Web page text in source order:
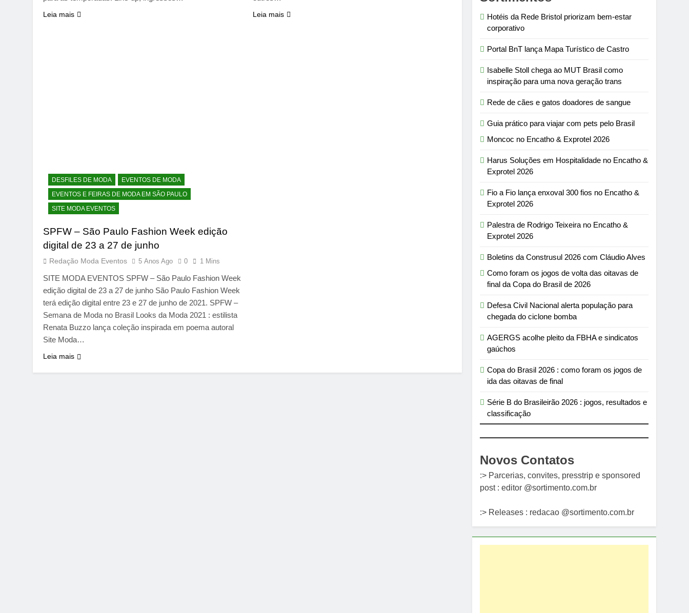
Leia mais Leia mais
DESFILES DE MODA
EVENTOS DE MODA
EVENTOS E FEIRAS DE MODA EM SÃO PAULO
SITE MODA EVENTOS
SPFW – São Paulo Fashion Week edição
digital de 23 a 27 de junho
Redação Moda Eventos 5 Anos Ago 0 1 Mins
SITE MODA EVENTOS SPFW – São Paulo Fashion Week
edição digital de 23 a 27 de junho São Paulo Fashion Week
terá edição digital entre 23 e 27 de junho de 2021. SPFW –
Semana de Moda no Brasil Looks da Moda 2021 : estilista
Renata Buzzo lança coleção inspirada em poema autoral
Site Moda…
Leia mais
Hotéis da Rede Bristol priorizam bem-estar
corporativo
Portal BnT lança Mapa Turístico de Castro
Isabelle Stoll chega ao MUT Brasil como
inspiração para uma nova geração trans
Rede de cães e gatos doadores de sangue
Guia prático para viajar com pets pelo Brasil
Moncoc no Encatho & Exprotel 2026
Harus Soluções em Hospitalidade no Encatho &
Exprotel 2026
Fio a Fio lança enxoval 300 fios no Encatho &
Exprotel 2026
Palestra de Rodrigo Teixeira no Encatho &
Exprotel 2026
Boletins da Construsul 2026 com Cláudio Alves
Como foram os jogos de volta das oitavas de
final da Copa do Brasil de 2026
Defesa Civil Nacional alerta população para
chegada do ciclone bomba
AGERGS acolhe pleito da FBHA e sindicatos
gaúchos
Copa do Brasil 2026 : como foram os jogos de
ida das oitavas de final
Série B do Brasileirão 2026 : jogos, resultados e
classificação
Novos Contatos
:> Parcerias, convites, presstrip e sponsored
post : editor @sortimento.com.br
:> Releases : redacao @sortimento.com.br